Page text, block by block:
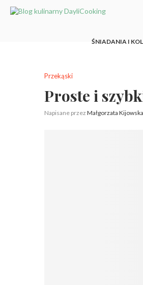
ŚNIADANIA I
Przekąski
Proste i
Napisane przez Małgorzata Kijowska